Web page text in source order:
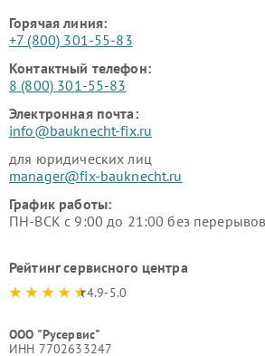
Горячая линия:
+7 (800) 301-55-83
Контактный телефон:
8 (800) 301-55-83
Электронная почта:
info@bauknecht-fix.ru
для юридических лиц
manager@fix-bauknecht.ru
График работы:
ПН-ВСК с 9:00 до 21:00 без
Рейтинг сервисного центра
4.9-5.0
ООО "Русервис"
ИНН 7702633247